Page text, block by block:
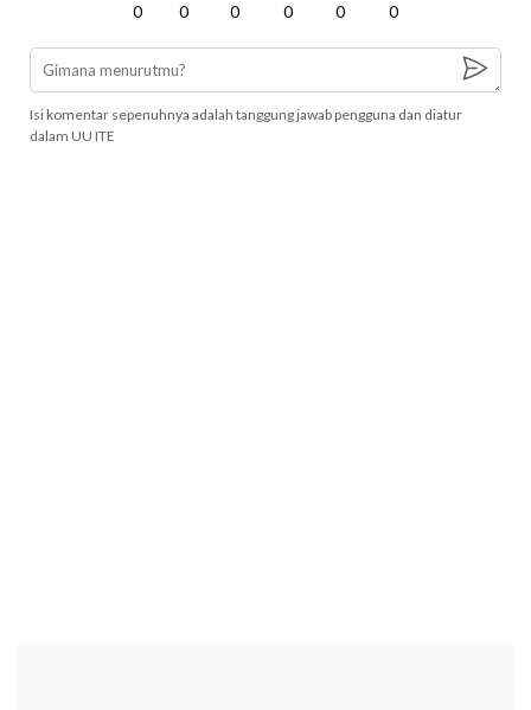
0 0 0 0 0 0
Isi komentar sepenuhnya adalah tanggung jawab pengguna dan diatur
dalam UU ITE